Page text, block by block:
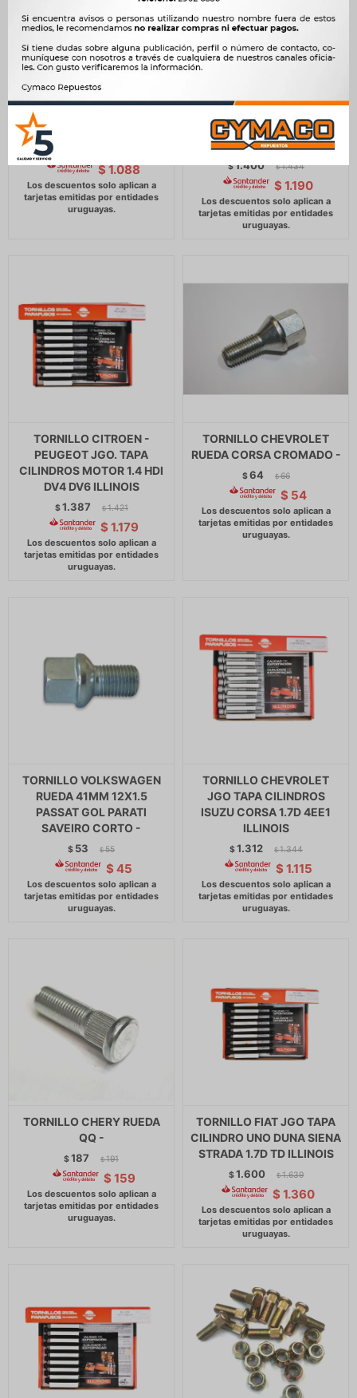
TAPA CILINDRO MOTOR
1.9D F8Q (X10) ILLINOIS
$1.088
TORNILLO CHEVROLET
CORSA NAFTA (HASTA 99
ILLINOIS
$1.400 $ 1.434
$ 1.190
TORNILLO CITROEN -
PEUGEOT JGO. TAPA
CILINDROS MOTOR 1.4 HDI
DV4 DV6 ILLINOIS
$1.387 $ 1.421
$ 1.179
TORNILLO CHEVROLET
RUEDA CORSA CROMADO -
$64 $ 66
$ 54
TORNILLO VOLKSWAGEN
RUEDA 41MM 12X1.5
PASSAT GOL PARATI
SAVEIRO CORTO -
$ 53 $ 55
$ 45
TORNILLO CHEVROLET
JGO TAPA CILINDROS
ISUZU CORSA 1.7D 4EE1
ILLINOIS
$1.312 $ 1.344
$ 1.115
TORNILLO CHERY RUEDA
QQ -
$187 $ 191
$ 159
TORNILLO FIAT JGO TAPA
CILINDRO UNO DUNA SIENA
STRADA 1.7D TD ILLINOIS
$1.600 $ 1.639
$ 1.360